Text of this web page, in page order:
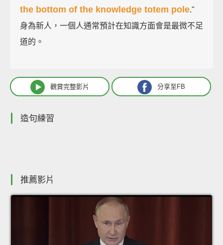
the bottom of the knowledge totem pole."
身為新人，一個人通常預計在知識方面會是最微不足
道的。
觀賞完整影片 分享至FB
造句練習
推薦影片